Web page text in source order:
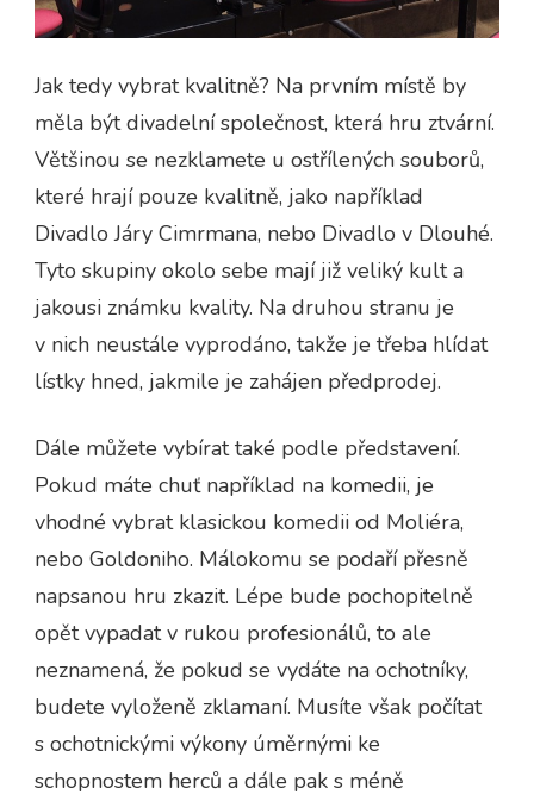
Jak tedy vybrat kvalitně? Na prvním místě by
měla být divadelní společnost, která hru ztvární.
Většinou se nezklamete u ostřílených souborů,
které hrají pouze kvalitně, jako například
Divadlo Járy Cimrmana, nebo Divadlo v Dlouhé.
Tyto skupiny okolo sebe mají již veliký kult a
jakousi známku kvality. Na druhou stranu je
v nich neustále vyprodáno, takže je třeba hlídat
lístky hned, jakmile je zahájen předprodej.
Dále můžete vybírat také podle představení.
Pokud máte chuť například na komedii, je
vhodné vybrat klasickou komedii od Moliéra,
nebo Goldoniho. Málokomu se podaří přesně
napsanou hru zkazit. Lépe bude pochopitelně
opět vypadat v rukou profesionálů, to ale
neznamená, že pokud se vydáte na ochotníky,
budete vyloženě zklamaní. Musíte však počítat
s ochotnickými výkony úměrnými ke
schopnostem herců a dále pak s méně